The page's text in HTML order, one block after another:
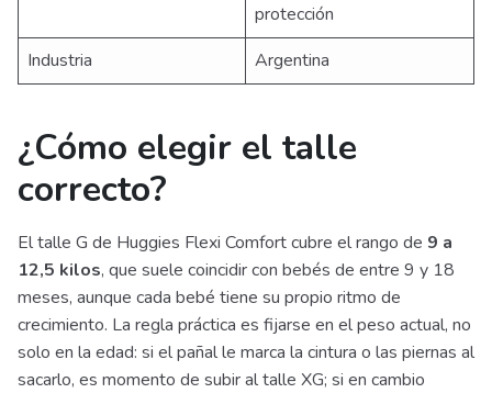
protección
Industria
Argentina
¿Cómo elegir el talle
correcto?
El talle G de Huggies Flexi Comfort cubre el rango de 9 a
12,5 kilos, que suele coincidir con bebés de entre 9 y 18
meses, aunque cada bebé tiene su propio ritmo de
crecimiento. La regla práctica es fijarse en el peso actual, no
solo en la edad: si el pañal le marca la cintura o las piernas al
sacarlo, es momento de subir al talle XG; si en cambio